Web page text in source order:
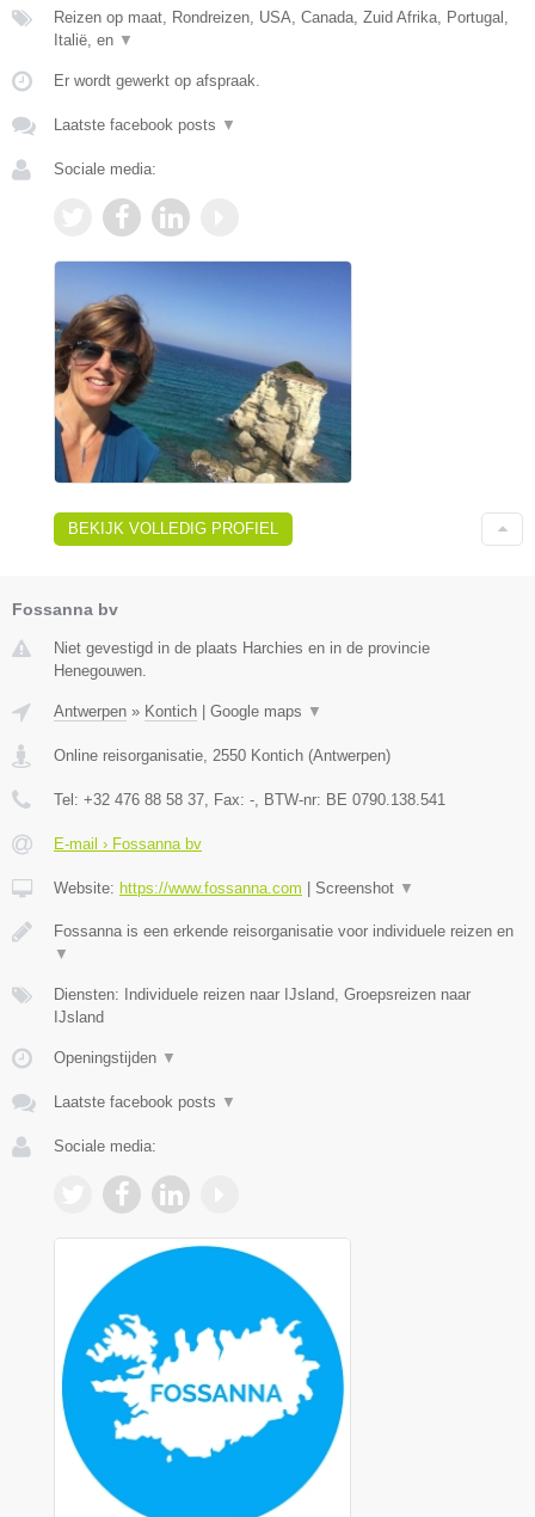
Reizen op maat, Rondreizen, USA, Canada, Zuid Afrika, Portugal,
Italië, en ▼
Er wordt gewerkt op afspraak.
Laatste facebook posts ▼
Sociale media:
BEKIJK VOLLEDIG PROFIEL
Fossanna bv
Niet gevestigd in de plaats Harchies en in de provincie
Henegouwen.
Antwerpen » Kontich Google maps ▼
Online reisorganisatie, 2550 Kontich (Antwerpen)
Tel: +32 476 88 58 37, Fax: -, BTW-nr: BE 0790.138.541
E-mail › Fossanna bv
Website: https://www.fossanna.com Screenshot ▼
Fossanna is een erkende reisorganisatie voor individuele reizen en
▼
Diensten: Individuele reizen naar IJsland, Groepsreizen naar
IJsland
Openingstijden ▼
Laatste facebook posts ▼
Sociale media: